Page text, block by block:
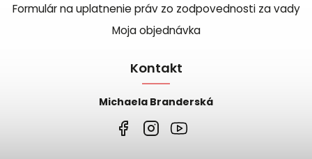
Formulár na uplatnenie práv zo zodpovednosti za vady
Moja objednávka
Kontakt
Michaela Branderská